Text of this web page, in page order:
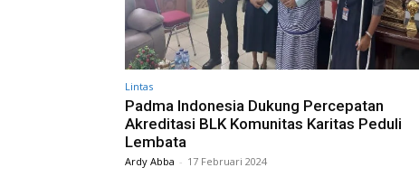
Lintas
Padma Indonesia Dukung Percepatan
Akreditasi BLK Komunitas Karitas Peduli
Lembata
Ardy Abba - 17 Februari 2024